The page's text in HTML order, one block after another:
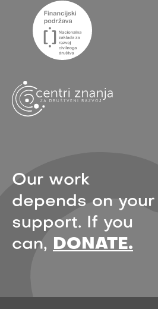
Our work
depends on your
support. If you
can,
DONATE.